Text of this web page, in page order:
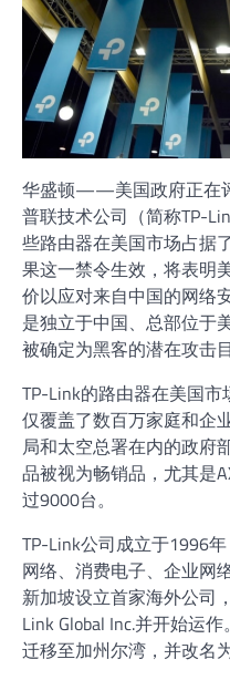
华盛顿——美国政府正在
普联技术公司（简称TP-
些路由器在美国市场占据
果这一禁令生效，将表明
价以应对来自中国的网络
是独立于中国、总部位于
被确定为黑客的潜在攻击目
TP-Link的路由器在美国
仅覆盖了数百万家庭和企
局和太空总署在内的政府
品被视为畅销品，尤其是
过9000台。
TP-Link公司成立于1996
网络、消费电子、企业网
新加坡设立首家海外公司
Link Global Inc.并开始运
迁移至加州尔湾，并改名